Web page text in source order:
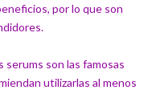
por lo que son
son las famosas
utilizarlas al menos